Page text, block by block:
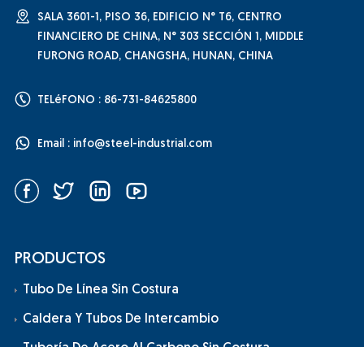
SALA 3601-1, PISO 36, EDIFICIO N° T6, CENTRO
FINANCIERO DE CHINA, N° 303 SECCIÓN 1, MIDDLE
FURONG ROAD, CHANGSHA, HUNAN, CHINA
TELéFONO : 86-731-84625800
Email : info@steel-industrial.com
PRODUCTOS
Tubo De Línea Sin Costura
Caldera Y Tubos De Intercambio